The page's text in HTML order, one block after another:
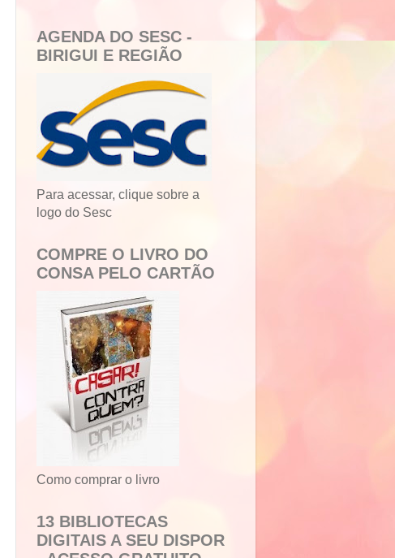
AGENDA DO SESC -
BIRIGUI E REGIÃO
Para acessar, clique sobre a
logo do Sesc
COMPRE O LIVRO DO
CONSA PELO CARTÃO
Como comprar o livro
13 BIBLIOTECAS
DIGITAIS A SEU DISPOR